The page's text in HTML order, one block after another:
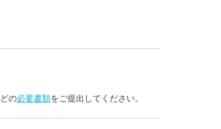
の必要書類をご提出してください。